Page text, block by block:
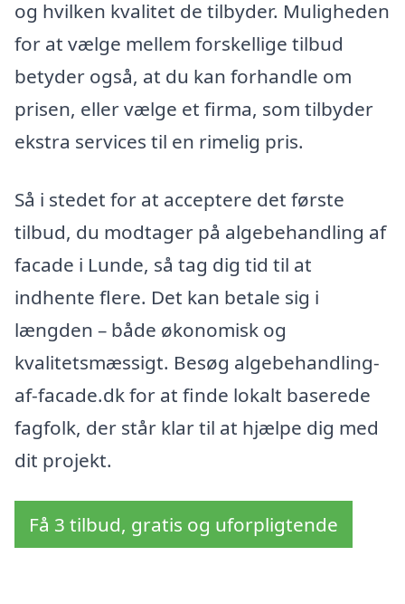
og hvilken kvalitet de tilbyder. Muligheden
for at vælge mellem forskellige tilbud
betyder også, at du kan forhandle om
prisen, eller vælge et firma, som tilbyder
ekstra services til en rimelig pris.
Så i stedet for at acceptere det første
tilbud, du modtager på algebehandling af
facade i Lunde, så tag dig tid til at
indhente flere. Det kan betale sig i
længden – både økonomisk og
kvalitetsmæssigt. Besøg algebehandling-
af-facade.dk for at finde lokalt baserede
fagfolk, der står klar til at hjælpe dig med
dit projekt.
Få 3 tilbud, gratis og uforpligtende